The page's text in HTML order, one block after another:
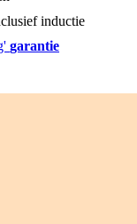
inductie
garantie